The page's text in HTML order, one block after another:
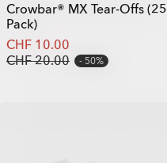
Crowbar® MX Tear-Offs (25
Pack)
CHF 10.00
CHF 20.00
50%